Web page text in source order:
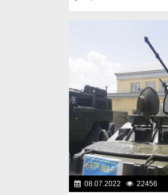
08.07.2022 22456